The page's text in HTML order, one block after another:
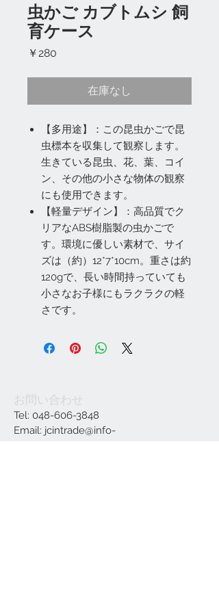
虫かご カブトムシ 飼
育ケース
￥280
在庫なし
【多用途】：この昆虫かごで昆
虫標本を収集して観察します。
生きている昆虫、花、葉、コイ
ン、その他の小さな物体の観察
にも使用できます。
【軽量デザイン】：高品質でク
リアなABS樹脂製の虫かごで
す。環境に優しい素材で、サイ
ズは（約）12*7*10cm。重さは約
120gで、長い時間持っていても
小さなお子様にもラクラクの軽
さです。
お問い合わせ
Tel: 048-606-3848
Email: jcintrade@info-